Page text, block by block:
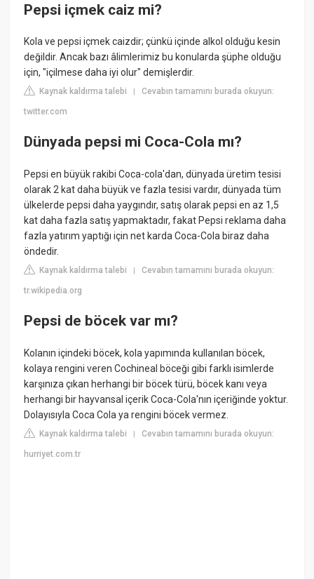
Pepsi içmek caiz mi?
Kola ve pepsi içmek caizdir; çünkü içinde alkol olduğu kesin
değildir. Ancak bazı âlimlerimiz bu konularda şüphe olduğu
için, "içilmese daha iyi olur" demişlerdir.
Kaynak kaldırma talebi |Cevabın tamamını burada okuyun:
twitter.com
Dünyada pepsi mi Coca-Cola mı?
Pepsi en büyük rakibi Coca-cola'dan, dünyada üretim tesisi
olarak 2 kat daha büyük ve fazla tesisi vardır, dünyada tüm
ülkelerde pepsi daha yaygındır, satış olarak pepsi en az 1,5
kat daha fazla satış yapmaktadır, fakat Pepsi reklama daha
fazla yatırım yaptığı için net karda Coca-Cola biraz daha
öndedir.
Kaynak kaldırma talebi |Cevabın tamamını burada okuyun:
tr.wikipedia.org
Pepsi de böcek var mı?
Kolanın içindeki böcek, kola yapımında kullanılan böcek,
kolaya rengini veren Cochineal böceği gibi farklı isimlerde
karşınıza çıkan herhangi bir böcek türü, böcek kanı veya
herhangi bir hayvansal içerik Coca-Cola'nın içeriğinde yoktur.
Dolayısıyla Coca Cola ya rengini böcek vermez.
Kaynak kaldırma talebi |Cevabın tamamını burada okuyun:
hurriyet.com.tr